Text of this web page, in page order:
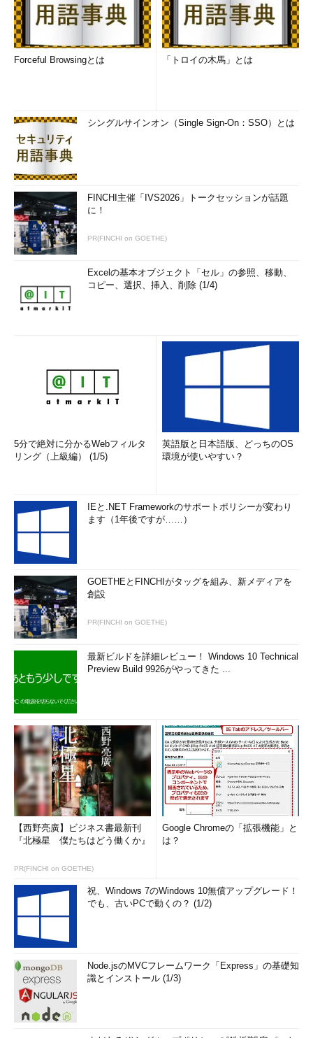
Forceful Browsingとは 「トロイの木馬」とは
シングルサインオン（Single Sign-On：SSO）とは
FINCHI主催「IVS2026」トークセッションが話題
に！
PR(FINCHI on GOETHE)
Excelの基本オブジェクト「セル」の参照、移動、
コピー、選択、挿入、削除 (1/4)
5分で絶対に分かるWebフィルタ
リング（上級編） (1/5)
英語版と日本語版、どっちのOS
環境が使いやすい？
IEと.NET Frameworkのサポートポリシーが変わり
ます（1年後ですが……）
GOETHEとFINCHIがタッグを組み、新メディアを
創設
PR(FINCHI on GOETHE)
最新ビルドを詳細レビュー！ Windows 10 Technical
Preview Build 9926がやってきた ...
【西野亮廣】ビジネス書最新刊
『北極星 僕たちはどう働くか』
PR(FINCHI on GOETHE)
Google Chromeの「拡張機能」と
は？
祝、Windows 7のWindows 10無償アップグレード！
でも、古いPCで動くの？ (1/2)
Node.jsのMVCフレームワーク「Express」の基礎知
識とインストール (1/3)